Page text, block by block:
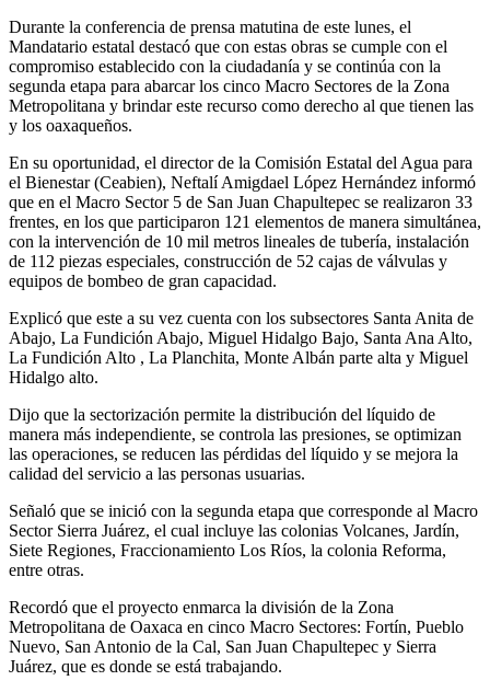
Durante la conferencia de prensa matutina de este lunes, el
Mandatario estatal destacó que con estas obras se cumple con el
compromiso establecido con la ciudadanía y se continúa con la
segunda etapa para abarcar los cinco Macro Sectores de la Zona
Metropolitana y brindar este recurso como derecho al que tienen las
y los oaxaqueños.
En su oportunidad, el director de la Comisión Estatal del Agua para
el Bienestar (Ceabien), Neftalí Amigdael López Hernández informó
que en el Macro Sector 5 de San Juan Chapultepec se realizaron 33
frentes, en los que participaron 121 elementos de manera simultánea,
con la intervención de 10 mil metros lineales de tubería, instalación
de 112 piezas especiales, construcción de 52 cajas de válvulas y
equipos de bombeo de gran capacidad.
Explicó que este a su vez cuenta con los subsectores Santa Anita de
Abajo, La Fundición Abajo, Miguel Hidalgo Bajo, Santa Ana Alto,
La Fundición Alto , La Planchita, Monte Albán parte alta y Miguel
Hidalgo alto.
Dijo que la sectorización permite la distribución del líquido de
manera más independiente, se controla las presiones, se optimizan
las operaciones, se reducen las pérdidas del líquido y se mejora la
calidad del servicio a las personas usuarias.
Señaló que se inició con la segunda etapa que corresponde al Macro
Sector Sierra Juárez, el cual incluye las colonias Volcanes, Jardín,
Siete Regiones, Fraccionamiento Los Ríos, la colonia Reforma,
entre otras.
Recordó que el proyecto enmarca la división de la Zona
Metropolitana de Oaxaca en cinco Macro Sectores: Fortín, Pueblo
Nuevo, San Antonio de la Cal, San Juan Chapultepec y Sierra
Juárez, que es donde se está trabajando.